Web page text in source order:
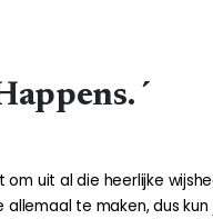
uit al die heerlijke
allemaal te maken, dus